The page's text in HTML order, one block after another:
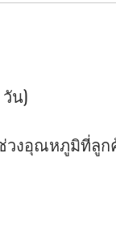
น)
วงอุณหภูมิที่ลูก